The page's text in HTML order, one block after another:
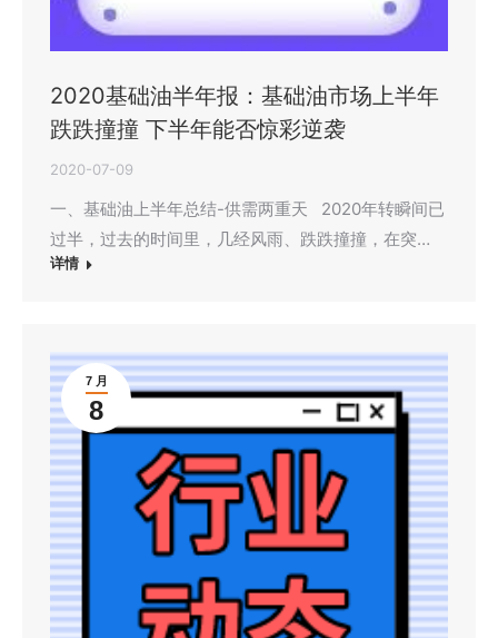
2020基础油半年报：基础油市场上半年
跌跌撞撞 下半年能否惊彩逆袭
2020-07-09
一、基础油上半年总结-供需两重天 2020年转瞬间已
过半，过去的时间里，几经风雨、跌跌撞撞，在突…
详情
7 月
8